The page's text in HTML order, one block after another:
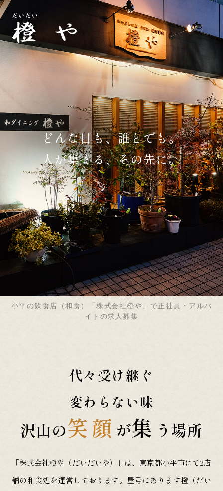
どんな日も、誰とでも。
人が集まる、その先に。
小平の飲食店（和食）「株式会社橙や」で正社員・アルバ
イトの求人募集
代々受け継ぐ
変わらない味
沢山の笑顔 が集 う場所
「株式会社橙や（だいだいや）」は、東京都小平市にて2店
舗の和食処を運営しております。 屋号にあります橙（だい